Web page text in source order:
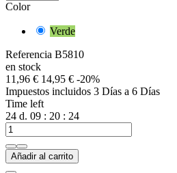
Color
Verde
Referencia B5810
en stock
11,96 € 14,95 € -20%
Impuestos incluidos 3 Días a 6 Días
Time left
24 d. 09 : 20 : 24
Añadir al carrito